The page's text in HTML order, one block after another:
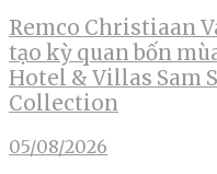
Remco Christiaan
tạo kỳ quan bốn
Hotel & Villas Sam
Collection
05/08/2026